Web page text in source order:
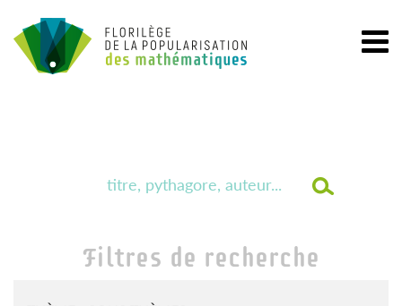
Filtres de recherche